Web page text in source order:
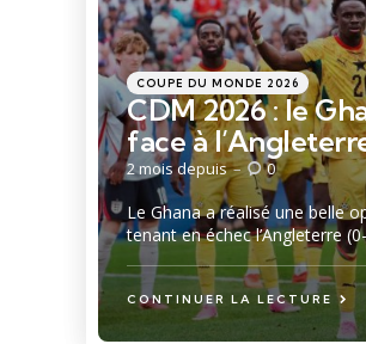
Catégories
Posté
dans
COUPE DU MONDE 2026
CDM 2026 : le
face à
2 mois depuis 0
Le Ghana a réalisé une belle
tenant en échec l’Angleterre
CONTINUER LA LECTURE